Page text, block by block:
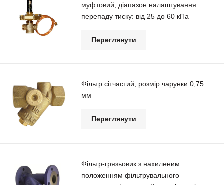
муфтовий, діапазон налаштування
перепаду тиску: від 25 до 60 кПа
Переглянути
Фільтр сітчастий, розмір чарунки 0,75
мм
Переглянути
Фільтр-грязьовик з нахиленим
положенням фільтрувального